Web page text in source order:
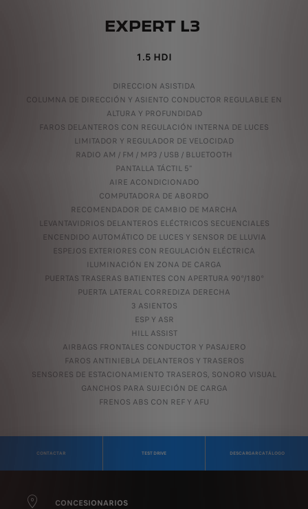
EXPERT L3
1.5 HDI
DIRECCION ASISTIDA
COLUMNA DE DIRECCIÓN Y ASIENTO CONDUCTOR REGULABLE EN
ALTURA Y PROFUNDIDAD
FAROS DELANTEROS CON REGULACIÓN INTERNA DE LUCES
LIMITADOR Y REGULADOR DE VELOCIDAD
RADIO AM / FM / MP3 / USB / BLUETOOTH
PANTALLA TÁCTIL 5"
AIRE ACONDICIONADO
COMPUTADORA DE ABORDO
RECOMENDADOR DE CAMBIO DE MARCHA
LEVANTAVIDRIOS DELANTEROS ELÉCTRICOS SECUENCIALES
ENCENDIDO AUTOMÁTICO DE LUCES Y SENSOR DE LLUVIA
ESPEJOS EXTERIORES CON REGULACIÓN ELÉCTRICA
ILUMINACIÓN EN ZONA DE CARGA
PUERTAS TRASERAS BATIENTES CON APERTURA 90°/180°
PUERTA LATERAL CORREDIZA DERECHA
3 ASIENTOS
ESP Y ASR
HILL ASSIST
AIRBAGS FRONTALES CONDUCTOR Y PASAJERO
FAROS ANTINIEBLA DELANTEROS Y TRASEROS
SENSORES DE ESTACIONAMIENTO TRASEROS, SONORO VISUAL
GANCHOS PARA SUJECIÓN DE CARGA
FRENOS ABS CON REF Y AFU
CONTACTAR TEST DRIVE DESCARGAR CATÁLOGO
CONCESIONARIOS